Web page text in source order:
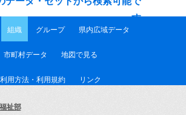
す
組織 グループ 県内広域データ
市町村データ 地図で見る
利用方法・利用規約 リンク
祉部